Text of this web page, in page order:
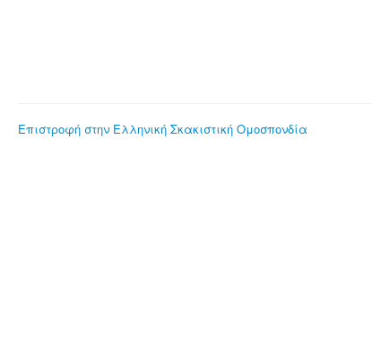
Επιστροφή στην Ελληνική Σκακιστική Ομοσπονδία